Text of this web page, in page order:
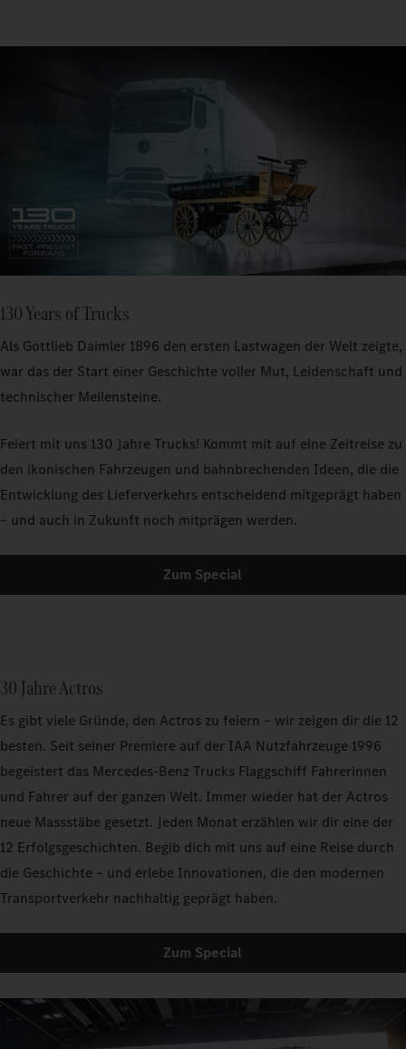
130 Years of Trucks
Als Gottlieb Daimler 1896 den ersten Lastwagen der Welt zeigte,
war das der Start einer Geschichte voller Mut, Leidenschaft und
technischer Meilensteine.
Feiert mit uns 130 Jahre Trucks! Kommt mit auf eine Zeitreise zu
den ikonischen Fahrzeugen und bahnbrechenden Ideen, die die
Entwicklung des Lieferverkehrs entscheidend mitgeprägt haben
– und auch in Zukunft noch mitprägen werden.
Zum Special
30 Jahre Actros
Es gibt viele Gründe, den Actros zu feiern – wir zeigen dir die 12
besten. Seit seiner Premiere auf der IAA Nutzfahrzeuge 1996
begeistert das Mercedes‑Benz Trucks Flaggschiff Fahrerinnen
und Fahrer auf der ganzen Welt. Immer wieder hat der Actros
neue Massstäbe gesetzt. Jeden Monat erzählen wir dir eine der
12 Erfolgsgeschichten. Begib dich mit uns auf eine Reise durch
die Geschichte – und erlebe Innovationen, die den modernen
Transportverkehr nachhaltig geprägt haben.
Zum Special